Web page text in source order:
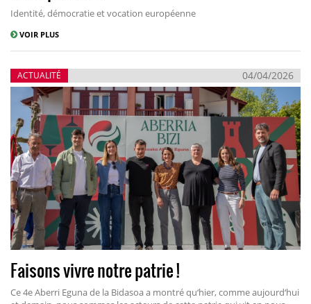
Identité, démocratie et vocation européenne
VOIR PLUS
ACTUALITÉ 04/04/2026
Faisons vivre notre patrie !
Ce 4e Aberri Eguna de la Bidasoa a montré qu‘hier, comme aujourd‘hui